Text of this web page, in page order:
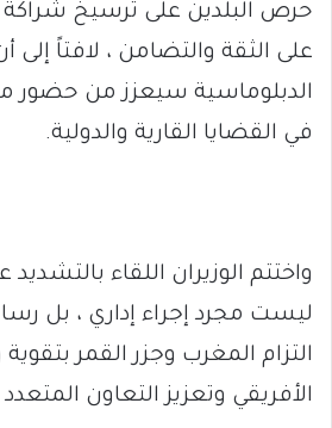
حرص البلدين على ترسيخ شراكة
على الثقة والتضامن ، لافتاً
الدبلوماسية سيعزز من حضور
في القضايا القارية والدولية.
واختتم الوزيران اللقاء بالتشديد
ليست مجرد إجراء إداري ، بل
التزام المغرب وجزر القمر
الأفريقي وتعزيز التعاون